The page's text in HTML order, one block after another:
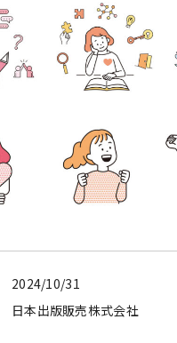
2024/10/31
日本出版販売株式会社